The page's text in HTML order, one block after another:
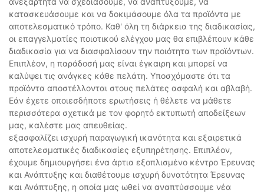
κατασκευάσουμε και να δοκιμάσουμε όλα τα προϊόντα με
αποτελεσματικό τρόπο. Καθ' όλη τη διάρκεια της διαδικασίας,
οι επαγγελματίες ποιοτικού ελέγχου μας θα επιβλέπουν κάθε
διαδικασία για να διασφαλίσουν την ποιότητα των προϊόντων.
Επιπλέον, η παράδοσή μας είναι έγκαιρη και μπορεί να
καλύψει τις ανάγκες κάθε πελάτη. Υποσχόμαστε ότι τα
προϊόντα αποστέλλονται στους πελάτες ασφαλή και αβλαβή.
Εάν έχετε οποιεσδήποτε ερωτήσεις ή θέλετε να μάθετε
περισσότερα σχετικά με τον φορητό εκτυπωτή αποδείξεων
μας, καλέστε μας απευθείας.
εξασφαλίζει ισχυρή παραγωγική ικανότητα και εξαιρετικά
αποτελεσματικές διαδικασίες εξυπηρέτησης. Επιπλέον,
έχουμε δημιουργήσει ένα άρτια εξοπλισμένο κέντρο Έρευνας
και Ανάπτυξης και διαθέτουμε ισχυρή δυνατότητα Έρευνας
και Ανάπτυξης, η οποία μας ωθεί να αναπτύσσουμε νέα